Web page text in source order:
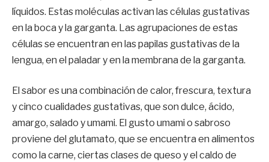
líquidos. Estas moléculas activan las células gustativas
en la boca y la garganta. Las agrupaciones de estas
células se encuentran en las papilas gustativas de la
lengua, en el paladar y en la membrana de la garganta.
El sabor es una combinación de calor, frescura, textura
y cinco cualidades gustativas, que son dulce, ácido,
amargo, salado y umami. El gusto umami o sabroso
proviene del glutamato, que se encuentra en alimentos
como la carne, ciertas clases de queso y el caldo de